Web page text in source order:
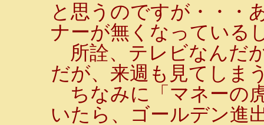
と思うのですが・・・
ナーが無くなっている
所詮、テレビなんだ
だが、来週も見てしま
ちなみに「マネーの
いたら、ゴールデン進